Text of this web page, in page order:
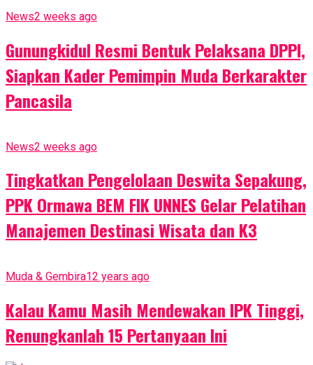
News2 weeks ago
Gunungkidul Resmi Bentuk Pelaksana DPPI,
Siapkan Kader Pemimpin Muda Berkarakter
Pancasila
News2 weeks ago
Tingkatkan Pengelolaan Deswita Sepakung,
PPK Ormawa BEM FIK UNNES Gelar Pelatihan
Manajemen Destinasi Wisata dan K3
Muda & Gembira12 years ago
Kalau Kamu Masih Mendewakan IPK Tinggi,
Renungkanlah 15 Pertanyaan Ini